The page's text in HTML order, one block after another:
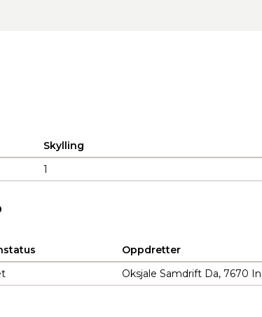
Skylling
1
Oppdretter
Oksjale Samdrift Da, 7670